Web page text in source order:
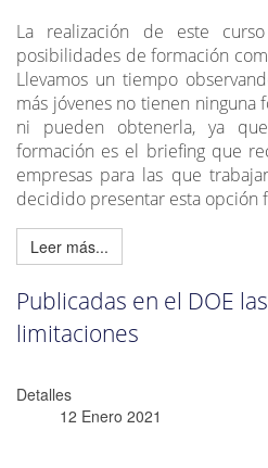
La realización de este
posibilidades de formación
Llevamos un tiempo
más jóvenes no tienen ninguna
ni pueden obtenerla, ya
formación es el briefing que
empresas para las que
decidido presentar esta opción
Leer más...
Publicadas en el DOE
limitaciones
Detalles
12 Enero 2021